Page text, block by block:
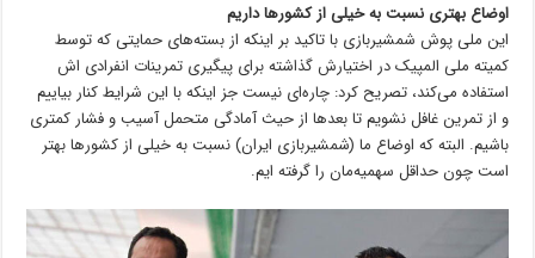
اوضاع بهتری نسبت به خیلی از کشورها داریم
این ملی پوش شمشیربازی با تاکید بر اینکه از بسته‌های حمایتی که توسط
کمیته ملی المپیک در اختیارش گذاشته برای پیگیری تمرینات انفرادی اش
استفاده می‌کند، تصریح کرد: چاره‌ای نیست جز اینکه با این شرایط کنار بیاییم
و از تمرین غافل نشویم تا بعدها از حیث آمادگی متحمل آسیب و فشار کمتری
باشیم. البته که اوضاع ما (شمشیربازی ایران) نسبت به خیلی از کشورها بهتر
است چون حداقل سهمیه‌مان را گرفته ایم.